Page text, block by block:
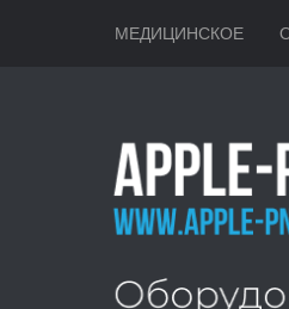
МЕДИЦИНСКОЕ